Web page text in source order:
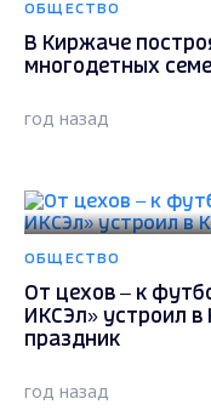
ОБЩЕСТВО
В Киржаче
многодетных
год назад
ОБЩЕСТВО
От цехов – к
ИКСЭл» устроил
праздник
год назад